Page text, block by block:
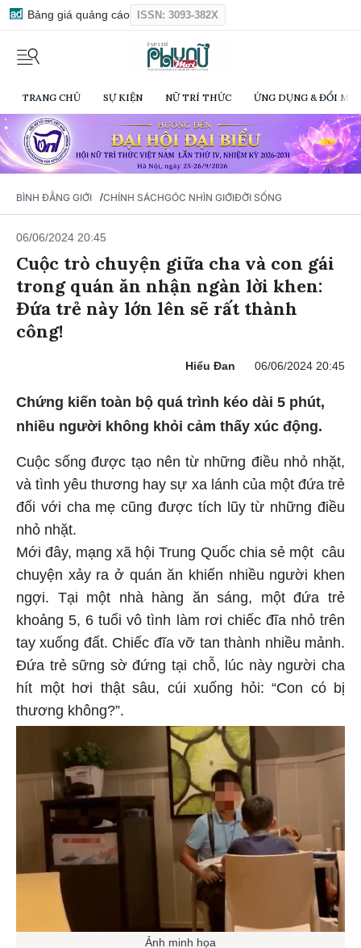
Bảng giá quảng cáo ISSN: 3093-382X
TRANG CHỦ SỰ KIỆN NỮ TRÍ THỨC ỨNG DỤNG & ĐỔI
BÌNH ĐẲNG GIỚI /CHÍNH SÁCHGÓC NHÌN GIỚIĐỜI SỐNG
06/06/2024 20:45
Cuộc trò chuyện giữa cha và con gái
trong quán ăn nhận ngàn lời khen:
Đứa trẻ này lớn lên sẽ rất thành
công!
Hiểu Đan 06/06/2024 20:45
Chứng kiến toàn bộ quá trình kéo dài 5 phút,
nhiều người không khỏi cảm thấy xúc động.
Cuộc sống được tạo nên từ những điều nhỏ nhặt,
và tình yêu thương hay sự xa lánh của một đứa trẻ
đối với cha mẹ cũng được tích lũy từ những điều
nhỏ nhặt.
Mới đây, mạng xã hội Trung Quốc chia sẻ một câu
chuyện xảy ra ở quán ăn khiến nhiều người khen
ngợi. Tại một nhà hàng ăn sáng, một đứa trẻ
khoảng 5, 6 tuổi vô tình làm rơi chiếc đĩa nhỏ trên
tay xuống đất. Chiếc đĩa vỡ tan thành nhiều mảnh.
Đứa trẻ sững sờ đứng tại chỗ, lúc này người cha
hít một hơi thật sâu, cúi xuống hỏi: “Con có bị
thương không?”.
Ảnh minh họa